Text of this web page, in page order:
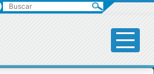
Buscar